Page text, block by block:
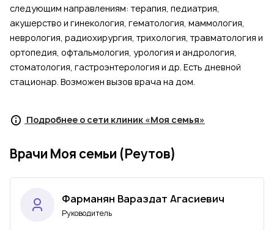
следующим направлениям: терапия, педиатрия,
акушерство и гинекология, гематология, маммология,
неврология, радиохирургия, трихология, травматология и
ортопедия, офтальмология, урология и андрология,
стоматология, гастроэнтерология и др. Есть дневной
стационар. Возможен вызов врача на дом.
Подробнее о сети клиник «Моя семья»
Врачи Моя семьи (Реутов)
Фарманян Вараздат Агасиевич
Руководитель